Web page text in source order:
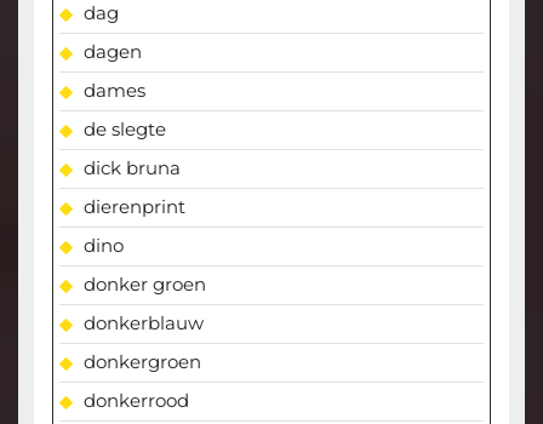
dag
dagen
dames
de slegte
dick bruna
dierenprint
dino
donker groen
donkerblauw
donkergroen
donkerrood